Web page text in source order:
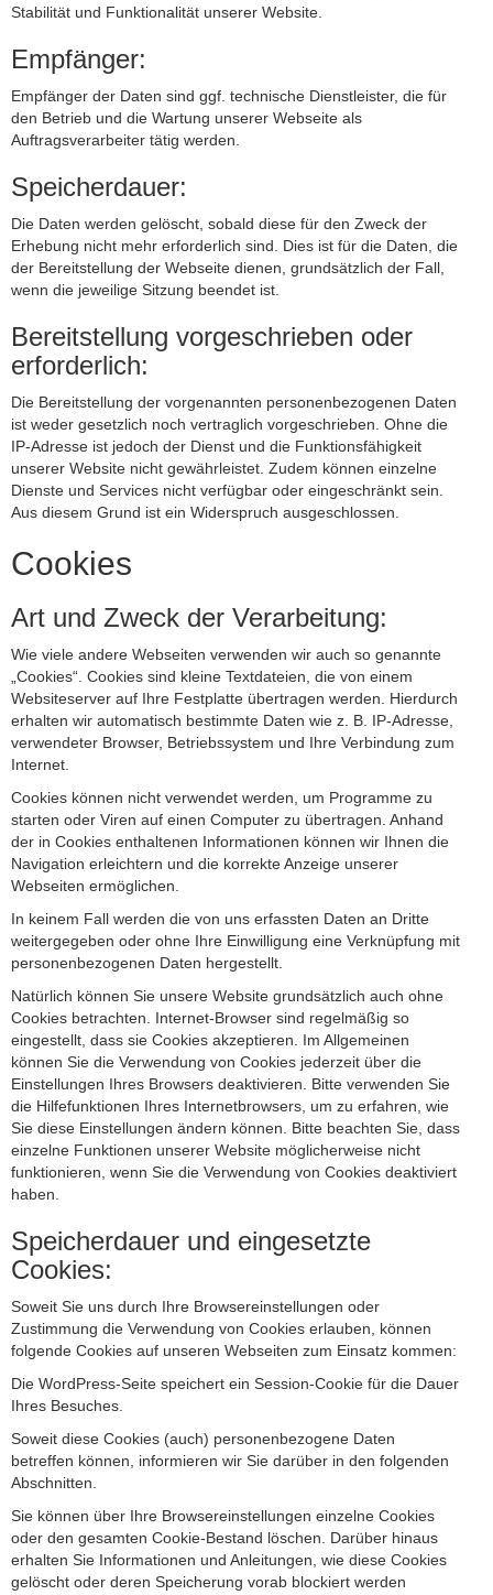
Stabilität und Funktionalität unserer Website.
Empfänger:
Empfänger der Daten sind ggf. technische Dienstleister, die für
den Betrieb und die Wartung unserer Webseite als
Auftragsverarbeiter tätig werden.
Speicherdauer:
Die Daten werden gelöscht, sobald diese für den Zweck der
Erhebung nicht mehr erforderlich sind. Dies ist für die Daten, die
der Bereitstellung der Webseite dienen, grundsätzlich der Fall,
wenn die jeweilige Sitzung beendet ist.
Bereitstellung vorgeschrieben oder
erforderlich:
Die Bereitstellung der vorgenannten personenbezogenen Daten
ist weder gesetzlich noch vertraglich vorgeschrieben. Ohne die
IP-Adresse ist jedoch der Dienst und die Funktionsfähigkeit
unserer Website nicht gewährleistet. Zudem können einzelne
Dienste und Services nicht verfügbar oder eingeschränkt sein.
Aus diesem Grund ist ein Widerspruch ausgeschlossen.
Cookies
Art und Zweck der Verarbeitung:
Wie viele andere Webseiten verwenden wir auch so genannte
„Cookies“. Cookies sind kleine Textdateien, die von einem
Websiteserver auf Ihre Festplatte übertragen werden. Hierdurch
erhalten wir automatisch bestimmte Daten wie z. B. IP-Adresse,
verwendeter Browser, Betriebssystem und Ihre Verbindung zum
Internet.
Cookies können nicht verwendet werden, um Programme zu
starten oder Viren auf einen Computer zu übertragen. Anhand
der in Cookies enthaltenen Informationen können wir Ihnen die
Navigation erleichtern und die korrekte Anzeige unserer
Webseiten ermöglichen.
In keinem Fall werden die von uns erfassten Daten an Dritte
weitergegeben oder ohne Ihre Einwilligung eine Verknüpfung mit
personenbezogenen Daten hergestellt.
Natürlich können Sie unsere Website grundsätzlich auch ohne
Cookies betrachten. Internet-Browser sind regelmäßig so
eingestellt, dass sie Cookies akzeptieren. Im Allgemeinen
können Sie die Verwendung von Cookies jederzeit über die
Einstellungen Ihres Browsers deaktivieren. Bitte verwenden Sie
die Hilfefunktionen Ihres Internetbrowsers, um zu erfahren, wie
Sie diese Einstellungen ändern können. Bitte beachten Sie, dass
einzelne Funktionen unserer Website möglicherweise nicht
funktionieren, wenn Sie die Verwendung von Cookies deaktiviert
haben.
Speicherdauer und eingesetzte
Cookies:
Soweit Sie uns durch Ihre Browsereinstellungen oder
Zustimmung die Verwendung von Cookies erlauben, können
folgende Cookies auf unseren Webseiten zum Einsatz kommen:
Die WordPress-Seite speichert ein Session-Cookie für die Dauer
Ihres Besuches.
Soweit diese Cookies (auch) personenbezogene Daten
betreffen können, informieren wir Sie darüber in den folgenden
Abschnitten.
Sie können über Ihre Browsereinstellungen einzelne Cookies
oder den gesamten Cookie-Bestand löschen. Darüber hinaus
erhalten Sie Informationen und Anleitungen, wie diese Cookies
gelöscht oder deren Speicherung vorab blockiert werden